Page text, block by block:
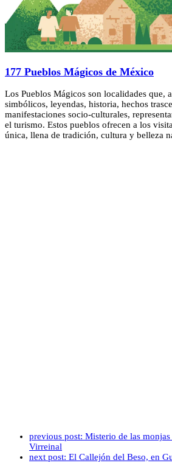
177 Pueblos Mágicos de México
Los Pueblos Mágicos son localidades que,
simbólicos, leyendas, historia, hechos
manifestaciones socio-culturales,
el turismo. Estos pueblos ofrecen a los
única, llena de tradición, cultura y belleza
previous post: Misterio de las
Virreinal
next post: El Callejón del Beso, en